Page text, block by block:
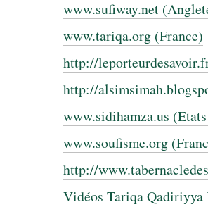
www.sufiway.net
www.tariqa.org (France)
http://
http://
www.sidihamza.us
www.soufisme.org
http://
Vidéos Tariqa